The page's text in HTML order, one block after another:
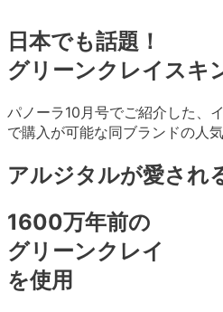
日本でも話題！
グリーンクレイスキ
パノーラ10月号でご紹介した、
で購入が可能な同ブランドの人
アルジタルが愛され
1600万年前の
グリーンクレイ
を使用